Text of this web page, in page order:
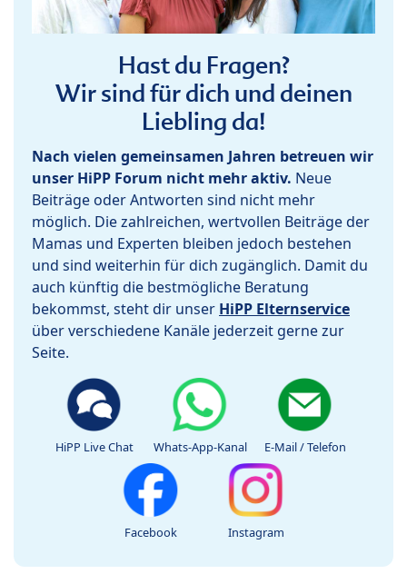
Hast du Fragen?
Wir sind für dich und deinen
Liebling da!
Nach vielen gemeinsamen Jahren betreuen wir
unser HiPP Forum nicht mehr aktiv. Neue
Beiträge oder Antworten sind nicht mehr
möglich. Die zahlreichen, wertvollen Beiträge der
Mamas und Experten bleiben jedoch bestehen
und sind weiterhin für dich zugänglich. Damit du
auch künftig die bestmögliche Beratung
bekommst, steht dir unser HiPP Elternservice
über verschiedene Kanäle jederzeit gerne zur
Seite.
HiPP Live Chat Whats-App-Kanal E-Mail / Telefon
Facebook Instagram